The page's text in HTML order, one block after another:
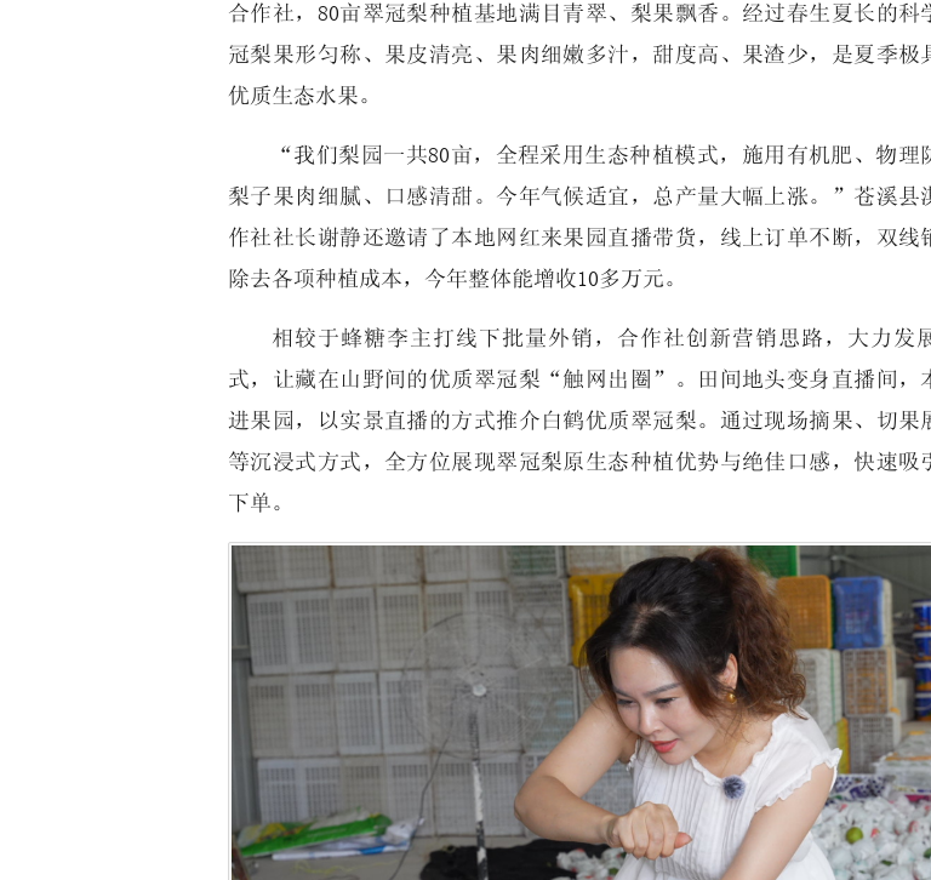
合作社，80亩翠冠梨种植基地满目青翠、梨果飘香。经过春生夏长的科
冠梨果形匀称、果皮清亮、果肉细嫩多汁，甜度高、果渣少，是夏季极
优质生态水果。
“我们梨园一共80亩，全程采用生态种植模式，施用有机肥、物理
梨子果肉细腻、口感清甜。今年气候适宜，总产量大幅上涨。”苍溪县
作社社长谢静还邀请了本地网红来果园直播带货，线上订单不断，双线
除去各项种植成本，今年整体能增收10多万元。
相较于蜂糖李主打线下批量外销，合作社创新营销思路，大力发
式，让藏在山野间的优质翠冠梨“触网出圈”。田间地头变身直播间，
进果园，以实景直播的方式推介白鹤优质翠冠梨。通过现场摘果、切果
等沉浸式方式，全方位展现翠冠梨原生态种植优势与绝佳口感，快速吸
下单。